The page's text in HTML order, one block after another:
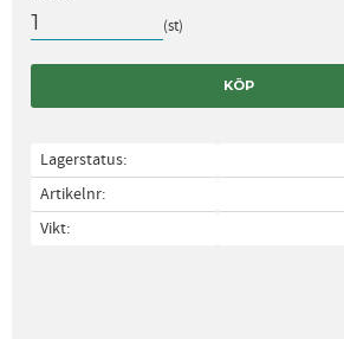
st
KÖP
Lagerstatus
Artikelnr
Vikt